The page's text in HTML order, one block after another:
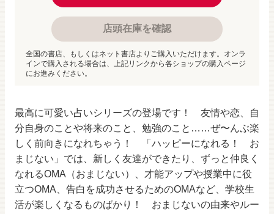
最高に可愛い占いシリーズの登場です！ 友情や恋、自
分自身のことや将来のこと、勉強のこと……ぜ〜んぶ楽
しく前向きになれちゃう！ 「ハッピーになれる！ お
まじない」では、新しく友達ができたり、ずっと仲良く
なれるOMA（おまじない）、才能アップや授業中に役
立つOMA、告白を成功させるためのOMAなど、学校生
活が楽しくなるものばかり！ おまじないの由来やルー
店頭在庫を確認
全国の書店、もしくはネット書店よりご購入いただけます。オンラ
インで購入される場合は、上記リンクから各ショップの購入ページ
にお進みください。